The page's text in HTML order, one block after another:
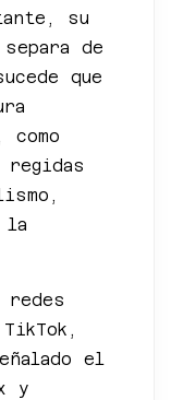
su
de
que
como
regidas
la
el
y